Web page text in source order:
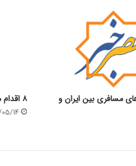
مسافری بین ایران و
۸ اقدام موثر برای تحمل گرما
05/14